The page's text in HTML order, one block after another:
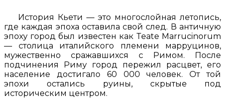
История Кьети — это многослойная летопись,
где каждая эпоха оставила свой след. В античную
эпоху город был известен как Teate Marrucinorum
— столица италийского племени марруцинов,
мужественно сражавшихся с Римом. После
подчинения Риму город пережил расцвет, его
население достигало 60 000 человек. От той
эпохи остались руины, скрытые под
историческим центром.